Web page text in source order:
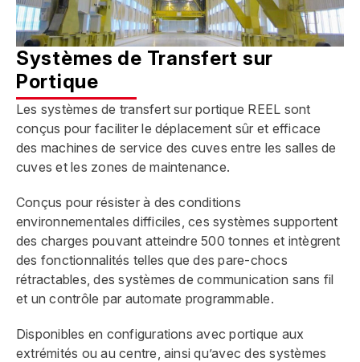
Systèmes de Transfert sur
Portique
Les systèmes de transfert sur portique REEL sont
conçus pour faciliter le déplacement sûr et efficace
des machines de service des cuves entre les salles de
cuves et les zones de maintenance.
Conçus pour résister à des conditions
environnementales difficiles, ces systèmes supportent
des charges pouvant atteindre 500 tonnes et intègrent
des fonctionnalités telles que des pare-chocs
rétractables, des systèmes de communication sans fil
et un contrôle par automate programmable.
Disponibles en configurations avec portique aux
extrémités ou au centre, ainsi qu’avec des systèmes